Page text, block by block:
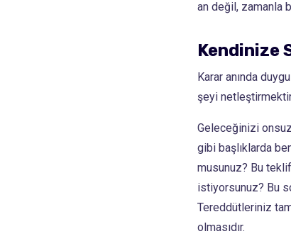
an değil, zamanla
Kendinize
Karar anında
şeyi
Geleceğinizi
gibi başlıklarda
musunuz? Bu
istiyorsunuz? Bu
Tereddütleriniz
olmasıdır.